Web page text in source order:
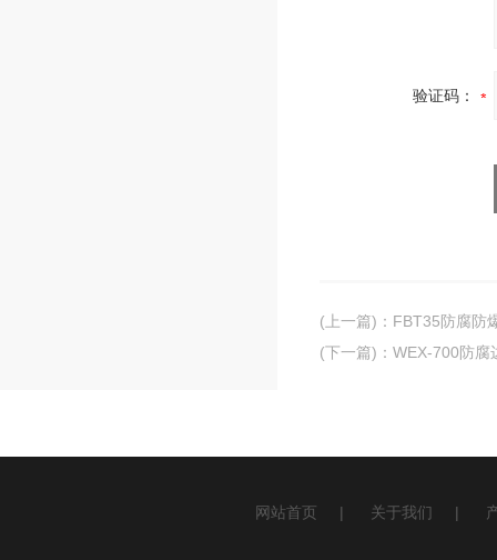
验证码：
(上一篇) ： FBT35防腐防
(下一篇) ： WEX-700防腐
网站首页 | 关于我们 |